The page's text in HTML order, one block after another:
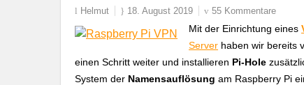
Helmut 18. August 2019 55 Kommentare
Mit der Einrichtung eines
Server haben wir bereits
einen Schritt weiter und installieren Pi-Hole
System der Namensauflösung am Raspberry Pi